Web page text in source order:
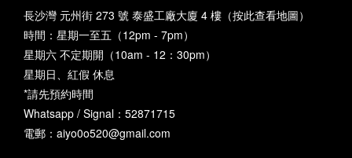
長沙灣 元州街 273 號 泰盛工廠大廈 4 樓（按此查看地圖）
時間：星期一至五（12pm - 7pm）
星期六 不定期開（10am - 12：30pm）
星期日、紅假 休息
*請先預約時間
Whatsapp / Signal：52871715
電郵：aiyo0o520@gmail.com